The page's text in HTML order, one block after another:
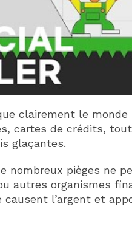
clairement le monde
cartes de crédits,
glaçantes.
nombreux pièges ne
autres organismes
l’argent et